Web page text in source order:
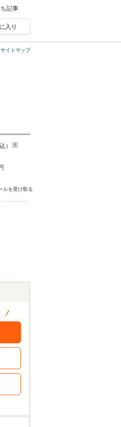
記事
入り
サイトマップ
）
ルを受け取る